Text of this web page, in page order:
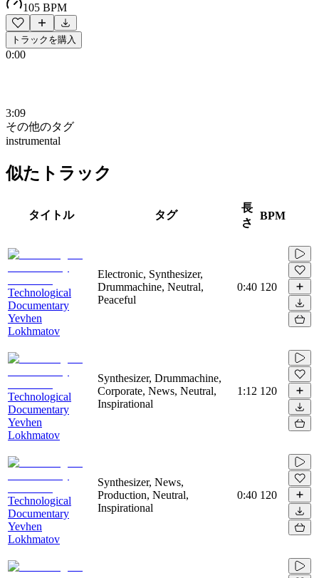
105 BPM
トラックを購入
0:00
3:09
その他のタグ
instrumental
似たトラック
タイトル タグ
長
さ
BPM
Technological
Documentary
Yevhen
Lokhmatov
Electronic, Synthesizer,
Drummachine, Neutral,
Peaceful
0:40 120
Technological
Documentary
Yevhen
Lokhmatov
Synthesizer, Drummachine,
Corporate, News, Neutral,
Inspirational
1:12 120
Technological
Documentary
Yevhen
Lokhmatov
Synthesizer, News,
Production, Neutral,
Inspirational
0:40 120